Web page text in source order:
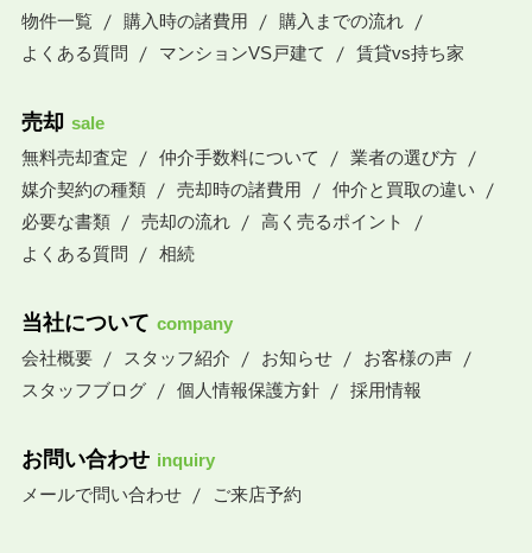
物件一覧
購入時の諸費用
購入までの流れ
よくある質問
マンションVS戸建て 賃貸vs持ち家
売却 sale
無料売却査定
仲介手数料について
業者の選び方
媒介契約の種類
売却時の諸費用
仲介と買取の違い
必要な書類
売却の流れ
高く売るポイント
よくある質問
相続
当社について company
会社概要
スタッフ紹介 お知らせ
お客様の声
スタッフブログ
個人情報保護方針 採用情報
お問い合わせ inquiry
メールで問い合わせ
ご来店予約